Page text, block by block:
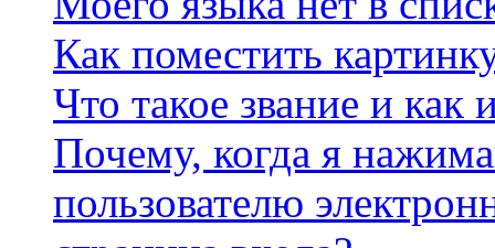
Как поместить
Что такое звание и как
Почему, когда я
пользователю